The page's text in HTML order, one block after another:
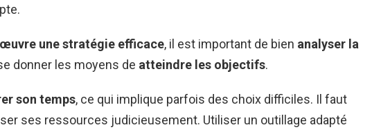
une stratégie efficace, il est important de bien analyser la
donner les moyens de atteindre les objectifs.
son temps, ce qui implique parfois des choix difficiles. Il faut
ses ressources judicieusement. Utiliser un outillage adapté